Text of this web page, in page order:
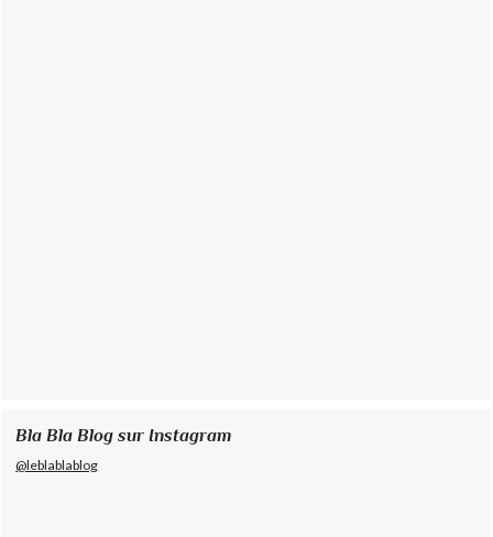
Bla Bla Blog sur Instagram
@leblablablog